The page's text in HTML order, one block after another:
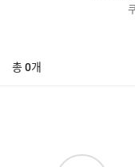
총 0개